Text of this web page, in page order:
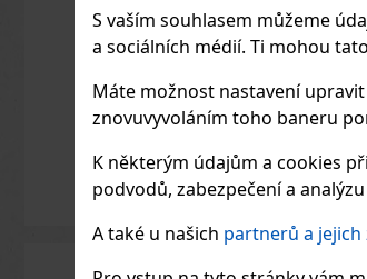
S vaším souhlasem můžeme
a sociálních médií. Ti mohou
Máte možnost nastavení
znovuvyvoláním toho baneru
K některým údajům a cookies
podvodů, zabezpečení a
A také u našich partnerů a jejich